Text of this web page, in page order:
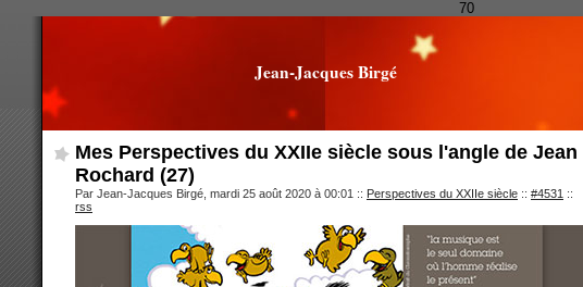
70
Jean-Jacques Birgé
Mes Perspectives du XXIIe siècle sous l'angle de Jean
Rochard (27)
Par Jean-Jacques Birgé, mardi 25 août 2020 à 00:01 :: Perspectives du XXIIe siècle :: #4531 ::
rss